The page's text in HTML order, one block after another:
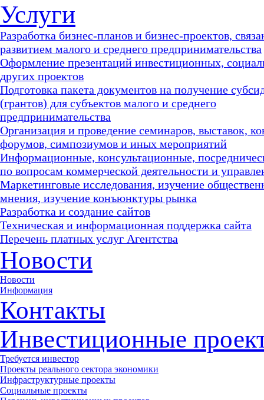
Услуги
Разработка бизнес-планов и бизнес-проектов,
развитием малого и среднего предпринимательства
Оформление презентаций инвестиционных,
других проектов
Подготовка пакета документов на получение
(грантов) для субъектов малого и среднего
предпринимательства
Организация и проведение семинаров, выставок,
форумов, симпозиумов и иных мероприятий
Информационные, консультационные,
по вопросам коммерческой деятельности и
Маркетинговые исследования, изучение
мнения, изучение конъюнктуры рынка
Разработка и создание сайтов
Техническая и информационная поддержка сайта
Перечень платных услуг Агентства
Новости
Новости
Информация
Контакты
Инвестиционные
Требуется инвестор
Проекты реального сектора экономики
Инфраструктурные проекты
Социальные проекты